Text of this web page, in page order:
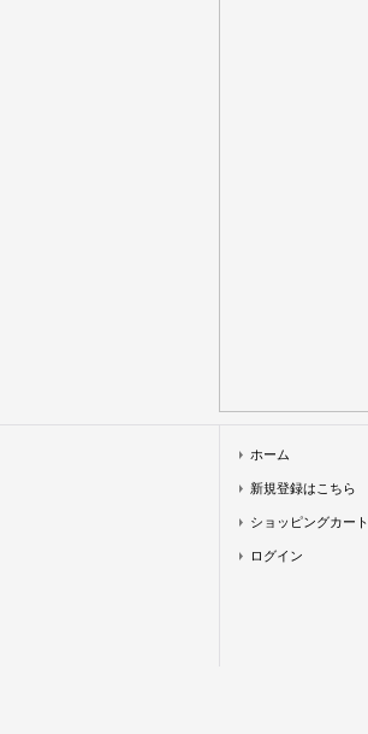
ホーム
新規登録はこちら
ショッピングカート
ログイン